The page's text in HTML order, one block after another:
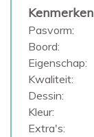
Kenmerken
Pasvorm:
Boord:
Eigenschap:
Kwaliteit:
Dessin:
Kleur:
Extra's: